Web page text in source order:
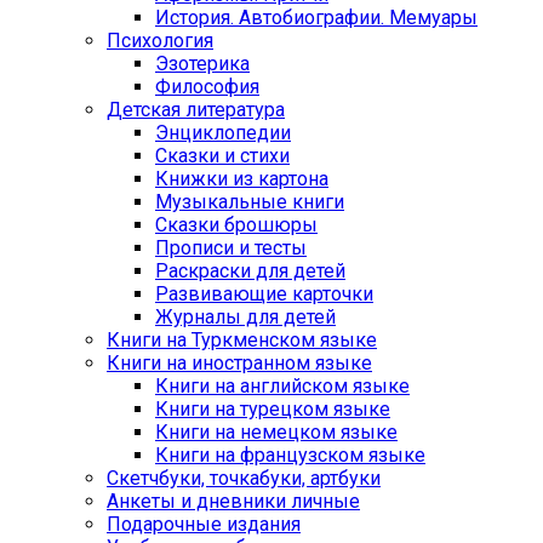
История. Автобиографии. Мемуары
Психология
Эзотерика
Философия
Детская литература
Энциклопедии
Сказки и стихи
Книжки из картона
Музыкальные книги
Сказки брошюры
Прописи и тесты
Раскраски для детей
Развивающие карточки
Журналы для детей
Книги на Туркменском языке
Книги на иностранном языке
Книги на английском языке
Книги на турецком языке
Книги на немецком языке
Книги на французском языке
Cкетчбуки, точкабуки, артбуки
Анкеты и дневники личные
Подарочные издания